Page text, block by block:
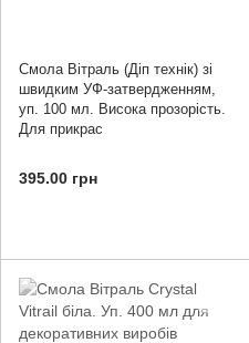
Смола Вітраль (Діп технік) зі
швидким УФ-затвердженням,
уп. 100 мл. Висока прозорість.
Для прикрас
395.00 грн